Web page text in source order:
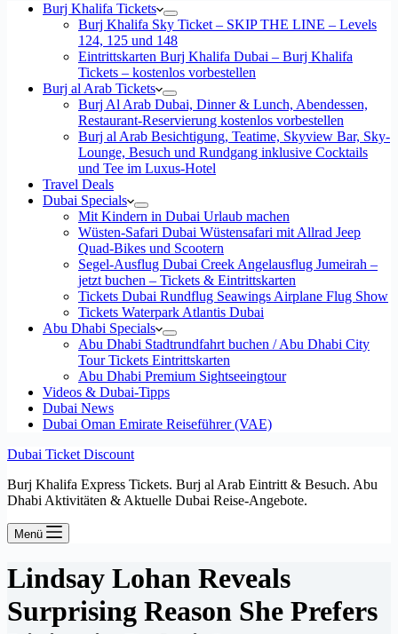
Burj Khalifa Tickets
Burj Khalifa Sky Ticket – SKIP THE LINE – Levels
124, 125 und 148
Eintrittskarten Burj Khalifa Dubai – Burj Khalifa
Tickets – kostenlos vorbestellen
Burj al Arab Tickets
Burj Al Arab Dubai, Dinner & Lunch, Abendessen,
Restaurant-Reservierung kostenlos vorbestellen
Burj al Arab Besichtigung, Teatime, Skyview Bar, Sky-
Lounge, Besuch und Rundgang inklusive Cocktails
und Tee im Luxus-Hotel
Travel Deals
Dubai Specials
Mit Kindern in Dubai Urlaub machen
Wüsten-Safari Dubai Wüstensafari mit Allrad Jeep
Quad-Bikes und Scootern
Segel-Ausflug Dubai Creek Angelausflug Jumeirah –
jetzt buchen – Tickets & Eintrittskarten
Tickets Dubai Rundflug Seawings Airplane Flug Show
Tickets Waterpark Atlantis Dubai
Abu Dhabi Specials
Abu Dhabi Stadtrundfahrt buchen / Abu Dhabi City
Tour Tickets Eintrittskarten
Abu Dhabi Premium Sightseeingtour
Videos & Dubai-Tipps
Dubai News
Dubai Oman Emirate Reiseführer (VAE)
Dubai Ticket Discount
Burj Khalifa Express Tickets. Burj al Arab Eintritt & Besuch. Abu
Dhabi Aktivitäten & Aktuelle Dubai Reise-Angebote.
Menü
Lindsay Lohan Reveals
Surprising Reason She Prefers